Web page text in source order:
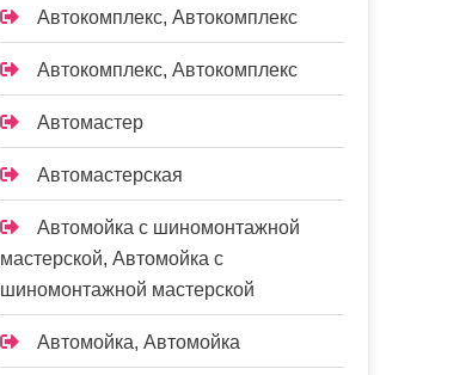
Автокомплекс, Автокомплекс
Автокомплекс, Автокомплекс
Автомастер
Автомастерская
Автомойка с шиномонтажной
мастерской, Автомойка с
шиномонтажной мастерской
Автомойка, Автомойка